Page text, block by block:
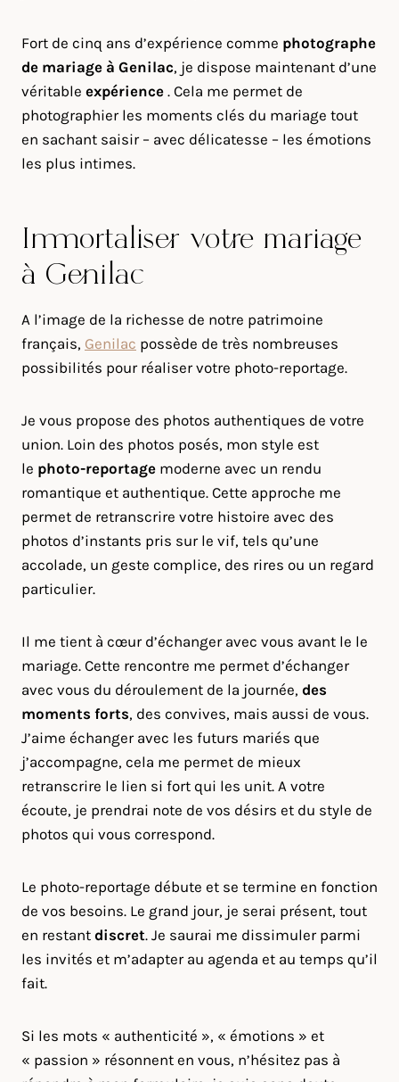
Fort de cinq ans d’expérience comme photographe
de mariage à Genilac, je dispose maintenant d’une
véritable expérience . Cela me permet de
photographier les moments clés du mariage tout
en sachant saisir – avec délicatesse – les émotions
les plus intimes.
Immortaliser votre mariage
à Genilac
A l’image de la richesse de notre patrimoine
français, Genilac possède de très nombreuses
possibilités pour réaliser votre photo-reportage.
Je vous propose des photos authentiques de votre
union. Loin des photos posés, mon style est
le photo-reportage moderne avec un rendu
romantique et authentique. Cette approche me
permet de retranscrire votre histoire avec des
photos d’instants pris sur le vif, tels qu’une
accolade, un geste complice, des rires ou un regard
particulier.
Il me tient à cœur d’échanger avec vous avant le le
mariage. Cette rencontre me permet d’échanger
avec vous du déroulement de la journée, des
moments forts, des convives, mais aussi de vous.
J’aime échanger avec les futurs mariés que
j’accompagne, cela me permet de mieux
retranscrire le lien si fort qui les unit. A votre
écoute, je prendrai note de vos désirs et du style de
photos qui vous correspond.
Le photo-reportage débute et se termine en fonction
de vos besoins. Le grand jour, je serai présent, tout
en restant discret. Je saurai me dissimuler parmi
les invités et m’adapter au agenda et au temps qu’il
fait.
Si les mots « authenticité », « émotions » et
« passion » résonnent en vous, n’hésitez pas à